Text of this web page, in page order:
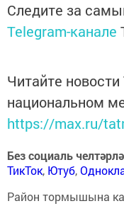
Следите за
Telegram-канале
Читайте
национальном
https://max.ru/
Без социаль
ТикТок, Ютуб,
Район тормышына